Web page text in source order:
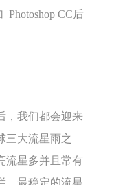
Photoshop CC后
，我们都会迎来
三大流星雨之
流星多并且常有
，最稳定的流星